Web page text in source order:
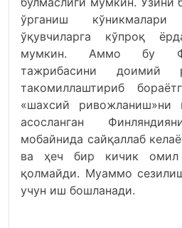
ўрганиш
ўқувчиларга кўпроқ
мумкин. Аммо бу
тажрибасини доимий
такомиллаштириб
«шахсий ривожланиш»ни
асосланган
мобайнида сайқаллаб
ва ҳеч бир кичик омил
қолмайди. Муаммо
учун иш бошланади.